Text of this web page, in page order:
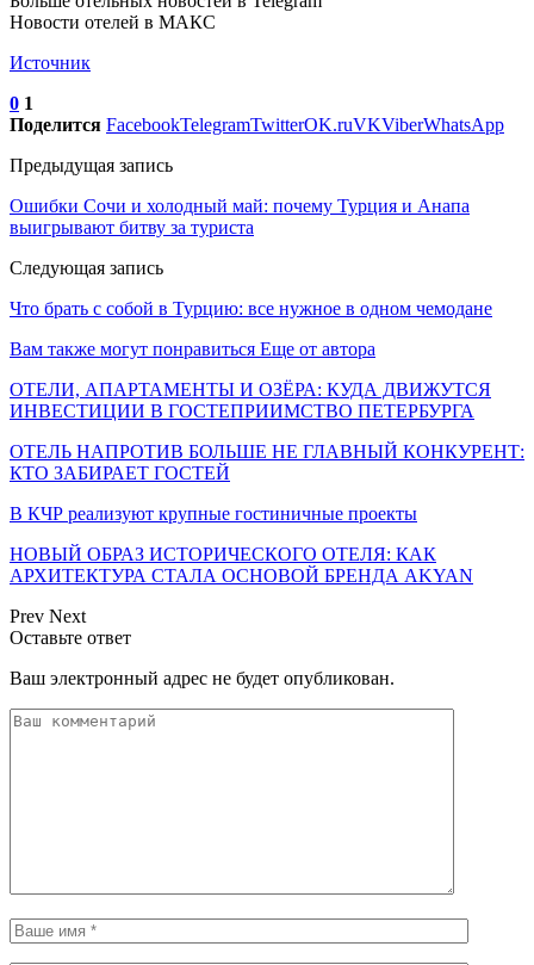
Новости отелей в МАКС
Источник
0 1
Поделится FacebookTelegramTwitterOK.ruVKViberWhatsApp
Предыдущая запись
Ошибки Сочи и холодный май: почему Турция и Анапа
выигрывают битву за туриста
Следующая запись
Что брать с собой в Турцию: все нужное в одном чемодане
Вам также могут понравиться Еще от автора
ОТЕЛИ, АПАРТАМЕНТЫ И ОЗЁРА: КУДА ДВИЖУТСЯ
ИНВЕСТИЦИИ В ГОСТЕПРИИМСТВО ПЕТЕРБУРГА
ОТЕЛЬ НАПРОТИВ БОЛЬШЕ НЕ ГЛАВНЫЙ КОНКУРЕНТ:
КТО ЗАБИРАЕТ ГОСТЕЙ
В КЧР реализуют крупные гостиничные проекты
НОВЫЙ ОБРАЗ ИСТОРИЧЕСКОГО ОТЕЛЯ: КАК
АРХИТЕКТУРА СТАЛА ОСНОВОЙ БРЕНДА AKYAN
Prev Next
Оставьте ответ
Ваш электронный адрес не будет опубликован.